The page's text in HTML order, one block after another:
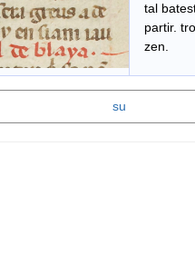
tal
partir.
zen.
su